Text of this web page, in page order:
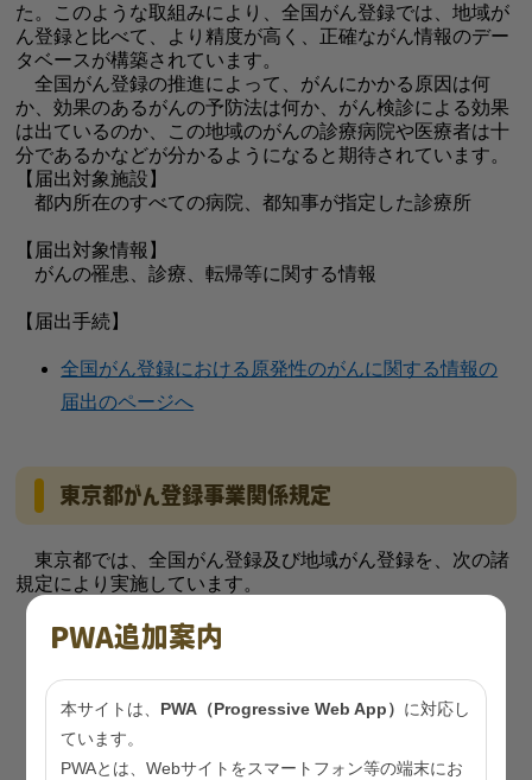
た。このような取組みにより、全国がん登録では、地域が
ん登録と比べて、より精度が高く、正確ながん情報のデー
タベースが構築されています。
全国がん登録の推進によって、がんにかかる原因は何
か、効果のあるがんの予防法は何か、がん検診による効果
は出ているのか、この地域のがんの診療病院や医療者は十
分であるかなどが分かるようになると期待されています。
【届出対象施設】
都内所在のすべての病院、都知事が指定した診療所
【届出対象情報】
がんの罹患、診療、転帰等に関する情報
【届出手続】
全国がん登録における原発性のがんに関する情報の
届出のページへ
東京都がん登録事業関係規定
東京都では、全国がん登録及び地域がん登録を、次の諸
規定により実施しています。
東京都がん登録事業実施要綱（
東京都がん登録情報及び地域がん登録情報等の提供
に関する事務処理要領（PDF：501KB）
東京都がん登録情報管理要領（
PWA追加案内
本サイトは、 PWA（Progressive Web App） に対応し
ています。
PWAとは、Webサイトをスマートフォン等の端末にお